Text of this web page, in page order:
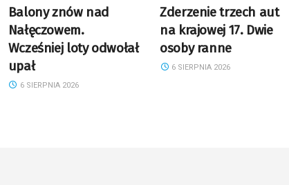
Balony znów nad
Nałęczowem.
Wcześniej loty odwołał
upał
6 SIERPNIA 2026
Zderzenie trzech aut
na krajowej 17. Dwie
osoby ranne
6 SIERPNIA 2026